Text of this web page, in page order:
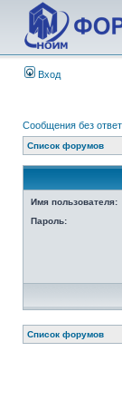
Вход
Сообщения без
Список форумов
Имя пользователя:
Пароль:
Список форумов